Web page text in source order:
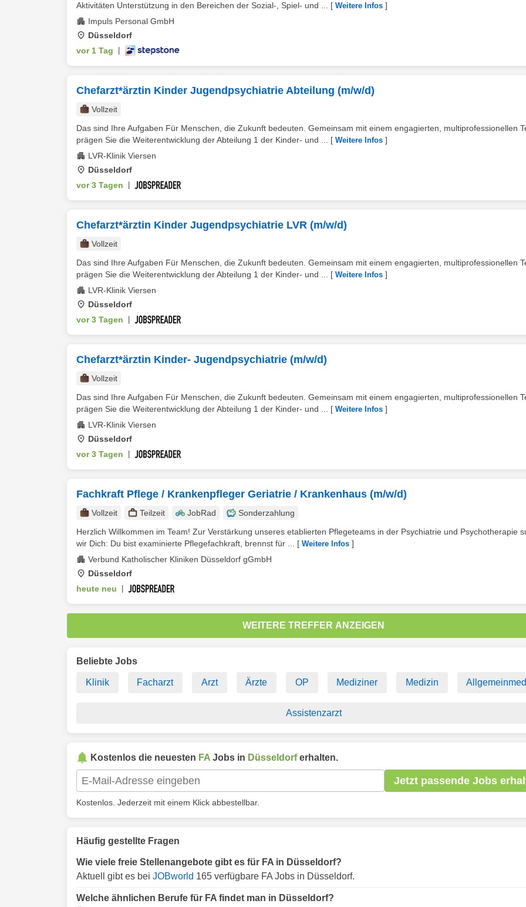
Aktivitäten Unterstützung in den Bereichen der Sozial-, Spiel- und ...
[ Weitere Infos ]
Impuls Personal GmbH
Düsseldorf
vor 1 Tag
Chefarzt*ärztin Kinder Jugendpsychiatrie Abteilung (m/w/d)
Vollzeit
Das sind Ihre Aufgaben Für Menschen, die Zukunft bedeuten. Gemeinsam mit einem engagierten, multiprofessionellen
prägen Sie die Weiterentwicklung der Abteilung 1 der Kinder- und ...
[ Weitere Infos ]
LVR-Klinik Viersen
Düsseldorf
vor 3 Tagen
Chefarzt*ärztin Kinder Jugendpsychiatrie LVR (m/w/d)
Vollzeit
Das sind Ihre Aufgaben Für Menschen, die Zukunft bedeuten. Gemeinsam mit einem engagierten, multiprofessionellen
prägen Sie die Weiterentwicklung der Abteilung 1 der Kinder- und ...
[ Weitere Infos ]
LVR-Klinik Viersen
Düsseldorf
vor 3 Tagen
Chefarzt*ärztin Kinder- Jugendpsychiatrie (m/w/d)
Vollzeit
Das sind Ihre Aufgaben Für Menschen, die Zukunft bedeuten. Gemeinsam mit einem engagierten, multiprofessionellen
prägen Sie die Weiterentwicklung der Abteilung 1 der Kinder- und ...
[ Weitere Infos ]
LVR-Klinik Viersen
Düsseldorf
vor 3 Tagen
Fachkraft Pflege / Krankenpfleger Geriatrie / Krankenhaus (m/w/d)
Vollzeit Teilzeit JobRad
Sonderzahlung
Herzlich Willkommen im Team! Zur Verstärkung unseres etablierten Pflegeteams in der Psychiatrie und Psychotherapie
wir Dich: Du bist examinierte Pflegefachkraft, brennst für ...
[ Weitere Infos ]
Verbund Katholischer Kliniken Düsseldorf gGmbH
Düsseldorf
heute neu
WEITERE TREFFER ANZEIGEN
Beliebte Jobs
Klinik Facharzt Arzt Ärzte OP Mediziner Medizin
Assistenzarzt
Kostenlos die neuesten FA Jobs in Düsseldorferhalten.
Jetzt passende Jobs
Kostenlos. Jederzeit mit einem Klick abbestellbar.
Häufig gestellte Fragen
Wie viele freie Stellenangebote gibt es für FA in Düsseldorf?
Aktuell gibt es bei JOBworld 165 verfügbare FA Jobs in Düsseldorf.
Welche ähnlichen Berufe für FA findet man in Düsseldorf?